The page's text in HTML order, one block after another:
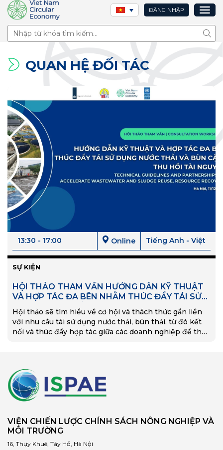
ĐĂNG NHẬP
Tìm
QUAN HỆ ĐỐI TÁC
13:30 - 17:00 Online Tiếng Anh - Việt
SỰ KIỆN
HỘI THẢO THAM VẤN HƯỚNG DẪN KỸ THUẬT
VÀ HỢP TÁC ĐA BÊN NHẰM THÚC ĐẨY TÁI SỬ
DỤNG NƯỚC THẢI VÀ BÙN CẶN
Hội thảo sẽ tìm hiểu về cơ hội và thách thức gắn liền
với nhu cầu tái sử dụng nước thải, bùn thải, từ đó kết
nối và thúc đẩy hợp tác giữa các doanh nghiệp để thực
VIỆN CHIẾN LƯỢC CHÍNH SÁCH NÔNG NGHIỆP VÀ
MÔI TRƯỜNG
16, Thụy Khuê, Tây Hồ, Hà Nội